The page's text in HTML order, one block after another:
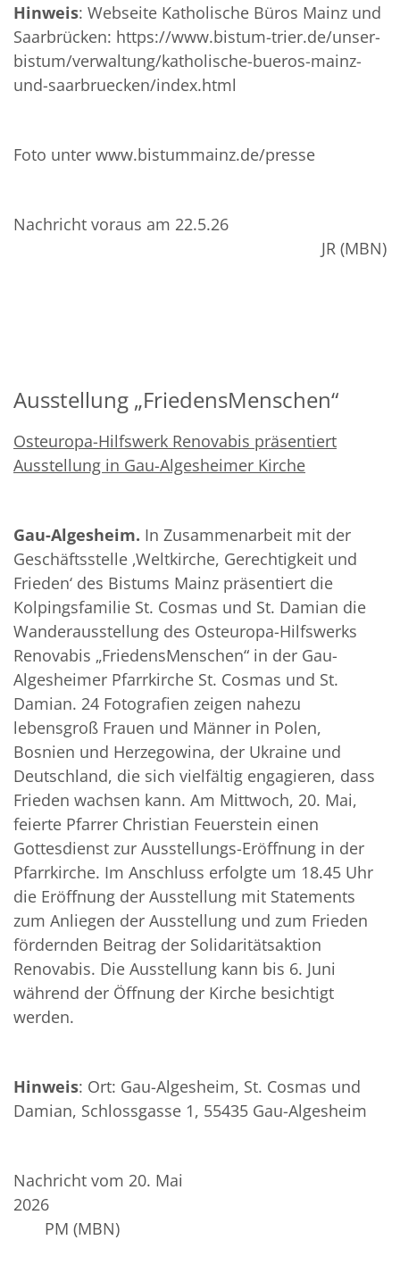
Hinweis: Webseite Katholische Büros Mainz und
Saarbrücken: https://www.bistum-trier.de/unser-
bistum/verwaltung/katholische-bueros-mainz-
und-saarbruecken/index.html
Foto unter www.bistummainz.de/presse
Nachricht voraus am 22.5.26
JR (MBN)
Ausstellung „FriedensMenschen“
Osteuropa-Hilfswerk Renovabis präsentiert
Ausstellung in Gau-Algesheimer Kirche
Gau-Algesheim. In Zusammenarbeit mit der
Geschäftsstelle ‚Weltkirche, Gerechtigkeit und
Frieden‘ des Bistums Mainz präsentiert die
Kolpingsfamilie St. Cosmas und St. Damian die
Wanderausstellung des Osteuropa-Hilfswerks
Renovabis „FriedensMenschen“ in der Gau-
Algesheimer Pfarrkirche St. Cosmas und St.
Damian. 24 Fotografien zeigen nahezu
lebensgroß Frauen und Männer in Polen,
Bosnien und Herzegowina, der Ukraine und
Deutschland, die sich vielfältig engagieren, dass
Frieden wachsen kann. Am Mittwoch, 20. Mai,
feierte Pfarrer Christian Feuerstein einen
Gottesdienst zur Ausstellungs-Eröffnung in der
Pfarrkirche. Im Anschluss erfolgte um 18.45 Uhr
die Eröffnung der Ausstellung mit Statements
zum Anliegen der Ausstellung und zum Frieden
fördernden Beitrag der Solidaritätsaktion
Renovabis. Die Ausstellung kann bis 6. Juni
während der Öffnung der Kirche besichtigt
werden.
Hinweis: Ort: Gau-Algesheim, St. Cosmas und
Damian, Schlossgasse 1, 55435 Gau-Algesheim
Nachricht vom 20. Mai
2026
PM (MBN)